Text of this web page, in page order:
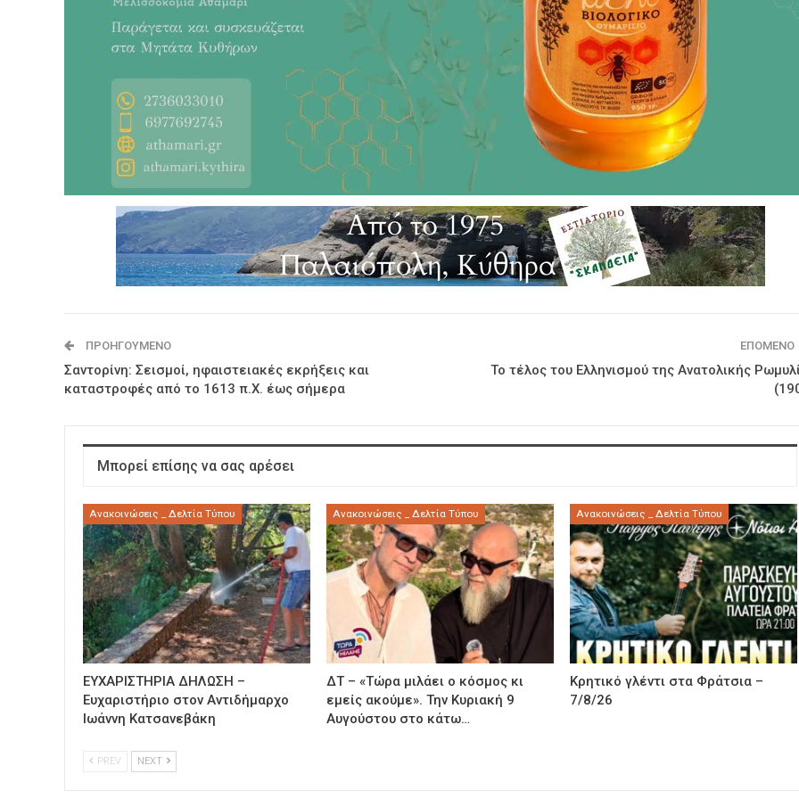
ΠΡΟΗΓΟΎΜΕΝΟ
Σαντορίνη: Σεισμοί, ηφαιστειακές εκρήξεις και
καταστροφές από το 1613 π.Χ. έως σήμερα
ΕΠΌΜΕΝΟ
Το τέλος του Ελληνισμού της Ανατολικής
Μπορεί επίσης να σας αρέσει
Ανακοινώσεις _ Δελτία Τύπου
ΕΥΧΑΡΙΣΤΗΡΙΑ ΔΗΛΩΣΗ –
Ευχαριστήριο στον Αντιδήμαρχο
Ιωάννη Κατσανεβάκη
Ανακοινώσεις _ Δελτία Τύπου
ΔΤ – «Τώρα μιλάει ο κόσμος κι
εμείς ακούμε». Την Κυριακή 9
Αυγούστου στο κάτω…
Ανακοινώσεις _ Δελτία Τύπου
Κρητικό γλέντι στα Φράτσια –
7/8/26
PREV NEXT